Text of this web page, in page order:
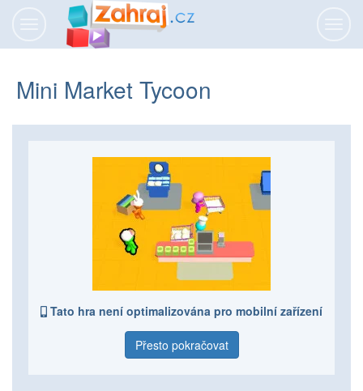
Mini Market Tycoon
Tato hra není optimalizována pro mobilní zařízení
Přesto pokračovat